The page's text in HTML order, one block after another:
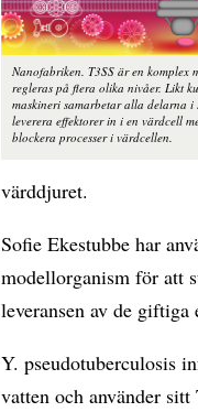
Nanofabriken. T3SS är en komplex
regleras på flera olika nivåer. Likt
maskineri samarbetar alla delarna i
leverera effektorer in i en värdcell
blockera processer i värdcellen.
värddjuret.
Sofie Ekestubbe har
modellorganism för att
leveransen av de
Y. pseudotuberculosis
vatten och använder